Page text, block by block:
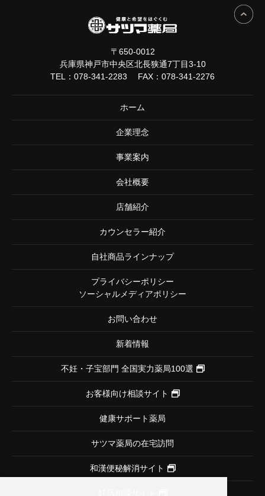
〒650-0012
兵庫県神戸市中央区北長狭通7丁目3-10
TEL： 078-341-2283 FAX：078-341-2276
ホーム
企業理念
事業案内
会社概要
店舗紹介
カウンセラー紹介
自社商品ラインナップ
プライバシーポリシー
ソーシャルメディアポリシー
お問い合わせ
新着情報
不妊・子宝部門 全国実力薬局100選
お客様向け相談サイト
健康サポート薬局
サツマ薬局の在宅訪問
和漢便秘解消サイト